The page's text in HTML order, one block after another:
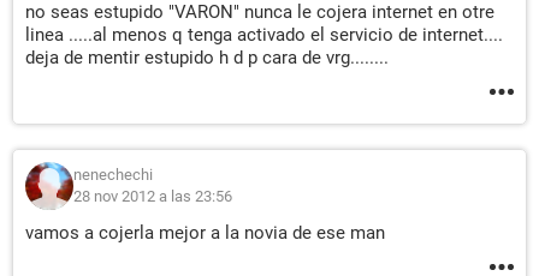
no seas estupido "VARON" nunca le cojera internet en otre
linea .....al menos q tenga activado el servicio de internet....
deja de mentir estupido h d p cara de vrg........
nenechechi
28 nov 2012 a las 23:56
vamos a cojerla mejor a la novia de ese man